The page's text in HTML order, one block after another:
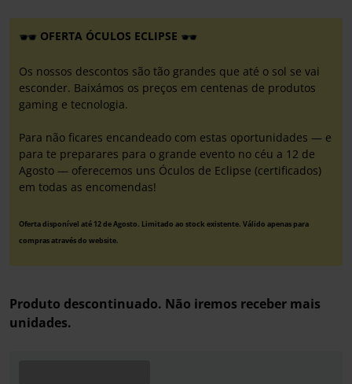
OFERTA ÓCULOS ECLIPSE
Os nossos descontos são tão grandes que até o sol se vai
esconder. Baixámos os preços em centenas de produtos
gaming e tecnologia.
Para não ficares encandeado com estas oportunidades — e
para te preparares para o grande evento no céu a 12 de
Agosto — oferecemos uns Óculos de Eclipse (certificados)
em todas as encomendas!
Oferta disponível até 12 de Agosto. Limitado ao stock existente. Válido apenas para
compras através do website.
Produto descontinuado. Não iremos receber mais
unidades.